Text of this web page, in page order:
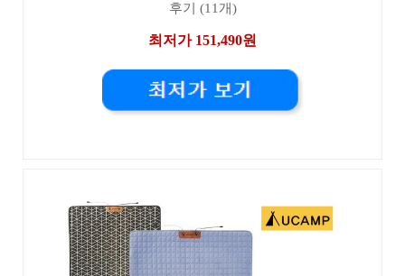
후기 (11개)
최저가 151,490원